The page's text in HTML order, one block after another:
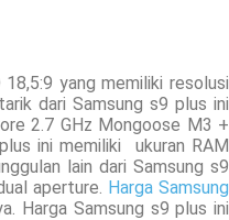
yang memiliki resolusi
dari Samsung s9 plus ini
2.7 GHz Mongoose M3 +
ini memiliki
ukuran RAM
lain dari Samsung s9
aperture. Harga Samsung
Harga Samsung s9 plus ini